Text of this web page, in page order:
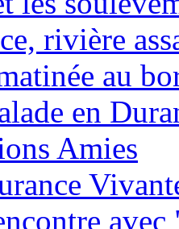
rivière
au
en
Amies